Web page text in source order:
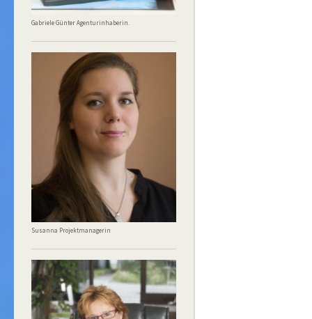
Gabriele Günter Agenturinhaberin.
Susanna Projektmanagerin